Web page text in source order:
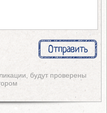
будут проверены